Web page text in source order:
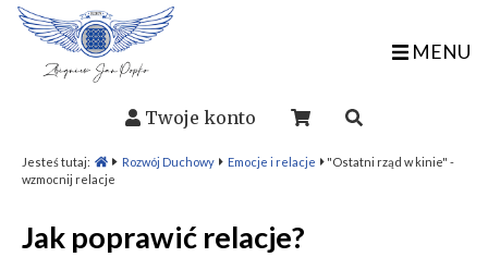
MENU
Twoje konto
Jesteś tutaj: Rozwój Duchowy Emocje i relacje
"Ostatni rząd w kinie" -
wzmocnij relacje
Jak poprawić relacje?